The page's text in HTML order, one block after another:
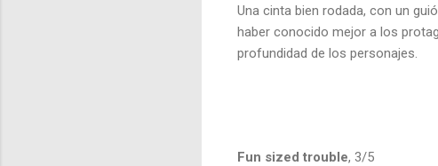
Una cinta bien rodada, con un
haber conocido mejor a los
profundidad de los personajes.
Fun sized trouble, 3/5